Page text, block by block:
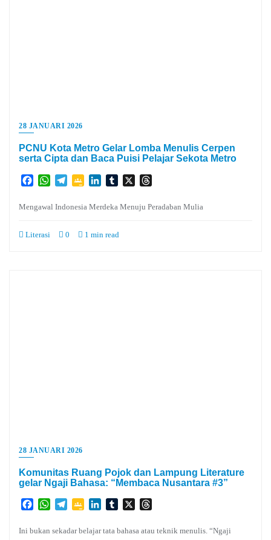
28 JANUARI 2026
PCNU Kota Metro Gelar Lomba Menulis Cerpen
serta Cipta dan Baca Puisi Pelajar Sekota Metro
FacebookWhatsApp
TelegramGoogleLinkedInTumblr
X
Mengawal Indonesia Merdeka Menuju Peradaban Mulia
Literasi 0 1 min read
28 JANUARI 2026
Komunitas Ruang Pojok dan Lampung Literature
gelar Ngaji Bahasa: “Membaca Nusantara #3”
FacebookWhatsApp
TelegramGoogleLinkedInTumblr
X
Ini bukan sekadar belajar tata bahasa atau teknik menulis. “Ngaji